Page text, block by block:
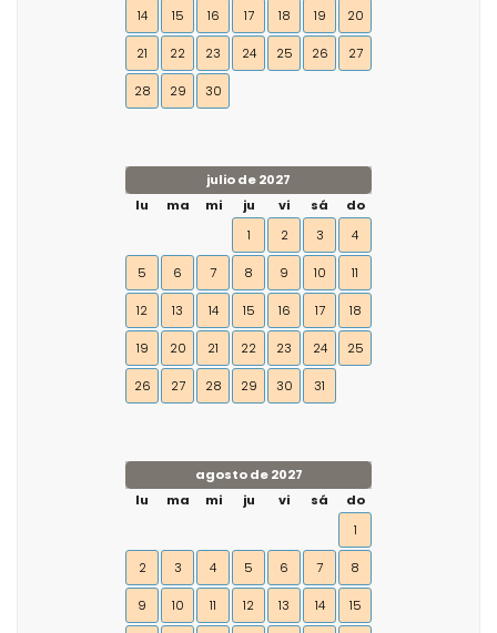
14 15 16 17 18 19 20
21 22 23 24 25 26 27
28 29 30
julio de 2027
lu
ma mi ju vi sá
do
1
2 3 4
5 6 7 8 9 10 11
12 13 14 15 16 17 18
19 20 21 22 23 24 25
26 27 28 29 30 31
agosto de 2027
lu
ma mi ju vi sá
do
1
2 3 4 5 6 7 8
9 10 11 12 13 14 15